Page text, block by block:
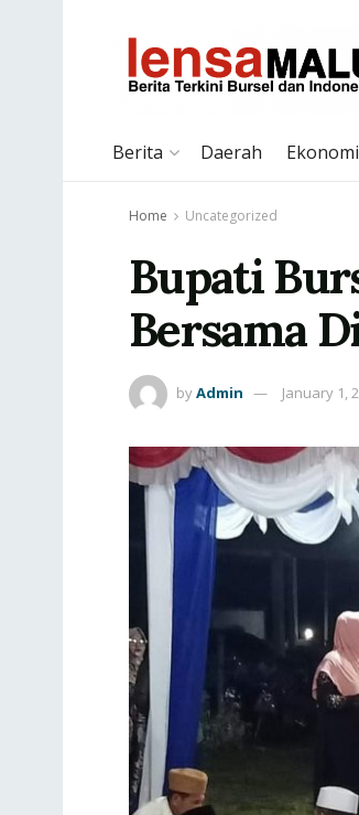
Berita Daerah Ekonomi
Home Uncategorized
Bupati
Bersama
byAdmin January 1,